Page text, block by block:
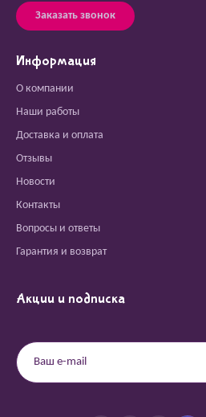
Заказать звонок
Информация
О компании
Наши работы
Доставка и оплата
Отзывы
Новости
Контакты
Вопросы и ответы
Гарантия и возврат
Акции и подписка